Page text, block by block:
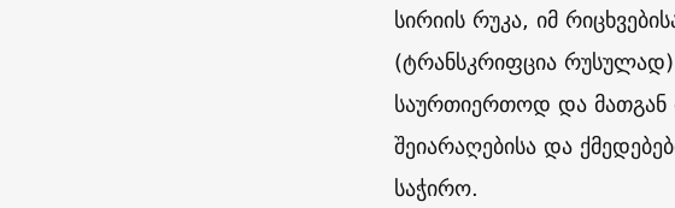
სირიის რუკა, იმ
(ტრანსკრიფცია
საურთიერთოდ და მათგან
შეიარაღებისა და
საჭირო.